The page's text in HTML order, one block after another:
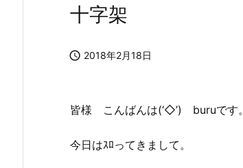
十字架
 2018年2月18日
皆様 こんばんは(‘◇’)ゞburuです。
今日はｽﾛってきまして。